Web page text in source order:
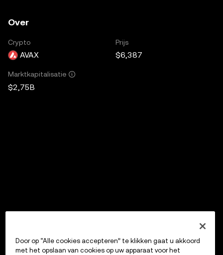
Over
Crypto
AVAX
Prijs
$6,387
Marktkapitalisatie
$2,75B
Door op “Alle cookies accepteren” te klikken gaat u akkoord
met het opslaan van cookies op uw apparaat voor het